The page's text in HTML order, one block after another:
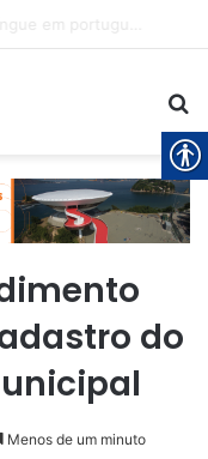
do
Menos de um minuto